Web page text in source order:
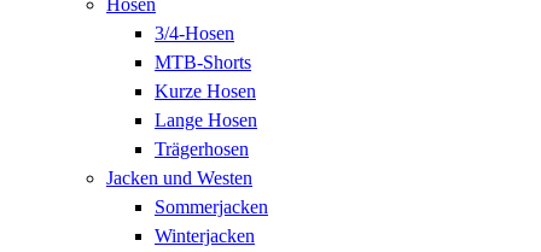
3/4-Hosen
MTB-Shorts
Kurze Hosen
Lange Hosen
Trägerhosen
Jacken und Westen
Sommerjacken
Winterjacken